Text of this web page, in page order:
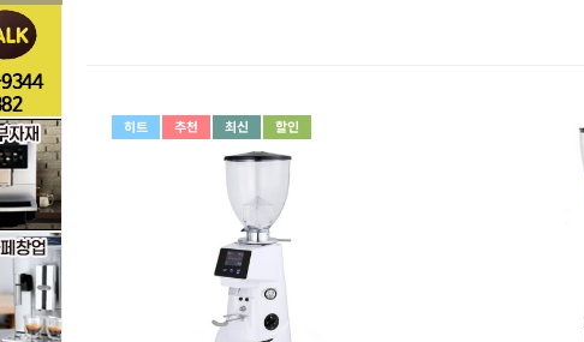
캔시머실링기
히트 추천 최신 할인